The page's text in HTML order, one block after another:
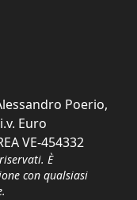
Poerio,
Euro
VE-454332
È
con qualsiasi